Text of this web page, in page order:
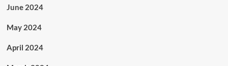
June 2024
May 2024
April 2024